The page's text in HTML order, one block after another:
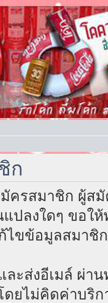
ก
ครสมาชิก ผู้ส
แปลงใดๆ ขอใ
ไขข้อมูลสมาชิ
ละส่งอีเมล์ ผ่า
ยไม่คิดค่าบริก